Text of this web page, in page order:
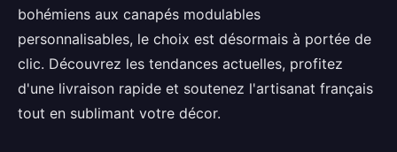
bohémiens aux canapés modulables
personnalisables, le choix est désormais à portée de
clic. Découvrez les tendances actuelles, profitez
d'une livraison rapide et soutenez l'artisanat français
tout en sublimant votre décor.